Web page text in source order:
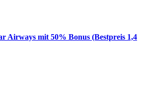
Airways mit 50% Bonus (Bestpreis 1,4